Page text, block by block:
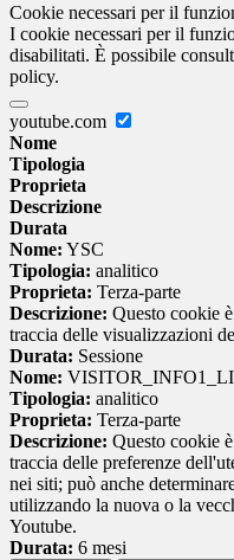
Cookie necessari per il
I cookie necessari per il
disabilitati. È possibile
policy.
youtube.com
Nome
Tipologia
Proprieta
Descrizione
Durata
Nome: YSC
Tipologia: analitico
Proprieta: Terza-parte
Descrizione: Questo cookie
traccia delle visualizzazioni
Durata: Sessione
Nome:
Tipologia: analitico
Proprieta: Terza-parte
Descrizione: Questo cookie
traccia delle preferenze
nei siti; può anche
utilizzando la nuova o la
Youtube.
Durata: 6 mesi